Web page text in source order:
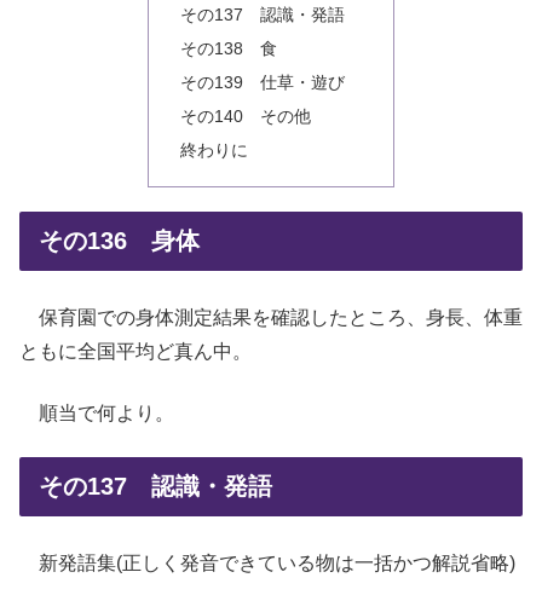
その137 認識・発語
その138 食
その139 仕草・遊び
その140 その他
終わりに
その136 身体
保育園での身体測定結果を確認したところ、身長、体重
ともに全国平均ど真ん中。
順当で何より。
その137 認識・発語
新発語集(正しく発音できている物は一括かつ解説省略)